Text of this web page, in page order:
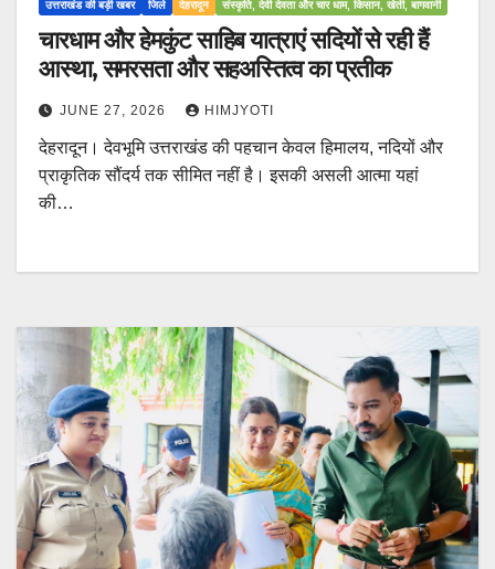
उत्तराखंड की बड़ी खबर जिले देहरादून संस्कृति, देवी देवता और चार धाम, किसान, खेती, बागवानी
चारधाम और हेमकुंट साहिब यात्राएं सदियों से रही हैं
आस्था, समरसता और सहअस्तित्व का प्रतीक
JUNE 27, 2026 HIMJYOTI
देहरादून। देवभूमि उत्तराखंड की पहचान केवल हिमालय, नदियों और
प्राकृतिक सौंदर्य तक सीमित नहीं है। इसकी असली आत्मा यहां
की…